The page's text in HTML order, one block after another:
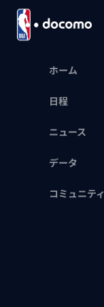
ホーム
日程
ニュース
データ
コミュニティ